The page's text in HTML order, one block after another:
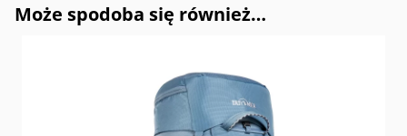
Może spodoba się również…